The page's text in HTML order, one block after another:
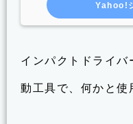
Yahoo!
インパクトドライバ
動工具で、何かと使